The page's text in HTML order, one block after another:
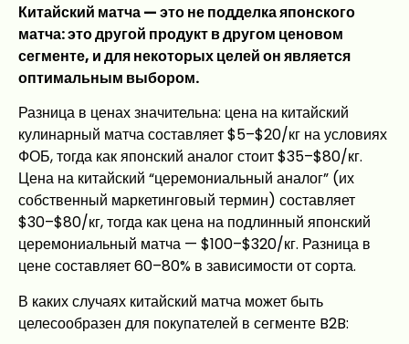
Китайский матча — это не подделка японского
матча: это другой продукт в другом ценовом
сегменте, и для некоторых целей он является
оптимальным выбором.
Разница в ценах значительна: цена на китайский
кулинарный матча составляет $5–$20/кг на условиях
ФОБ, тогда как японский аналог стоит $35–$80/кг.
Цена на китайский “церемониальный аналог” (их
собственный маркетинговый термин) составляет
$30–$80/кг, тогда как цена на подлинный японский
церемониальный матча — $100–$320/кг. Разница в
цене составляет 60–80% в зависимости от сорта.
В каких случаях китайский матча может быть
целесообразен для покупателей в сегменте B2B: